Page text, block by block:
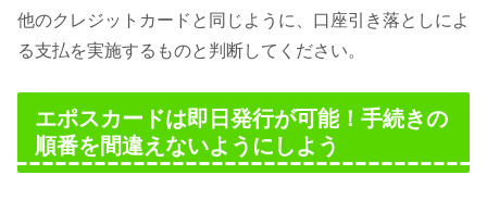
他のクレジットカードと同じように、口座引き落としによ
る支払を実施するものと判断してください。
エポスカードは即日発行が可能！手続きの
順番を間違えないようにしよう